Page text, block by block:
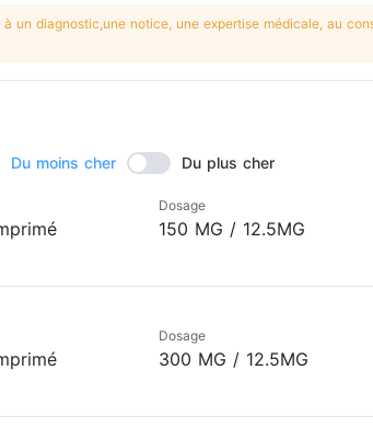
diagnostic,une notice, une expertise médicale, au
Du moins cher Du plus cher
Dosage
150 MG / 12.5MG
Dosage
300 MG / 12.5MG